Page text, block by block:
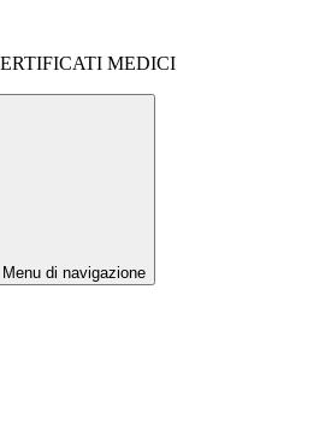
MEDICI
Menu di navigazione